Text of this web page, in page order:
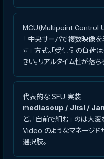
MCU(Multipoint Control
「 中央サーバで複数映像を
す」 方式。「受信側の負荷
きい。リアルタイム性が落
代表的な SFU 実装
mediasoup / Jitsi /
ど。「自前で組む」 のは大
Video のようなマネージド
選択肢。